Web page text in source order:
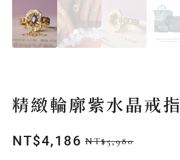
精緻輪廓紫水晶戒指
NT$5,980
原
NT$4,186
目